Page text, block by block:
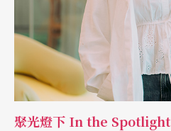
聚光燈下 In the Spotlight